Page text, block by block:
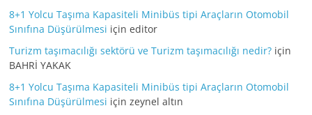
8+1 Yolcu Taşıma Kapasiteli Minibüs tipi Araçların Otomobil
Sınıfına Düşürülmesi içineditor
Turizm taşımacılığı sektörü ve Turizm taşımacılığı nedir? için
BAHRİ YAKAK
8+1 Yolcu Taşıma Kapasiteli Minibüs tipi Araçların Otomobil
Sınıfına Düşürülmesi içinzeynel altın